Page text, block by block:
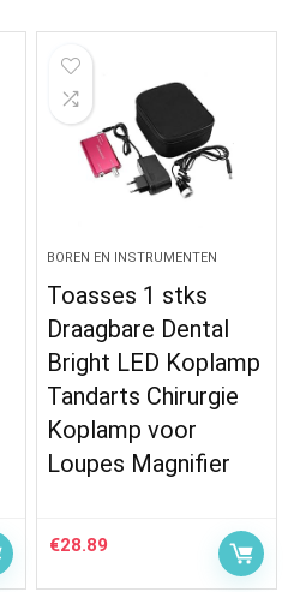
BOREN EN INSTRUMENTEN
Toasses 1 stks
Draagbare Dental
Bright LED Koplamp
Tandarts Chirurgie
Koplamp voor
Loupes Magnifier
€28.89